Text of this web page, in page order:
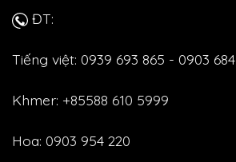
ĐT:
Tiếng việt: 0939 693 865 - 0903
Khmer: +85588 610 5999
Hoa: 0903 954 220